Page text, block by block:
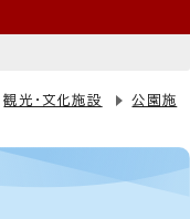
観光・文化施設
公園施